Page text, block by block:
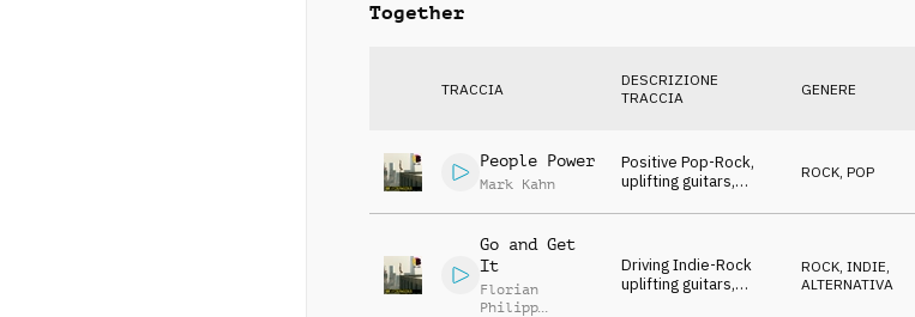
Together
TRACCIA
DESCRIZIONE
TRACCIA
GENERE
People Power
Mark Kahn
Positive Pop-Rock,
uplifting guitars,
ROCK, POP
Go and Get
It
Florian
Philipp
Driving Indie-Rock
uplifting guitars,
ROCK, INDIE,
ALTERNATIVA